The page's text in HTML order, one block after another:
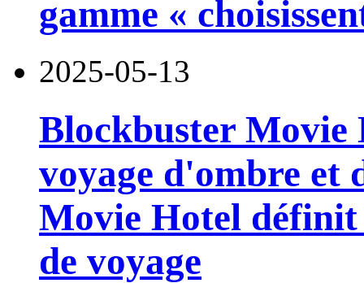
gamme «
2025-05-13
Blockbuster Movie
voyage d'ombre et
Movie Hotel définit
de voyage